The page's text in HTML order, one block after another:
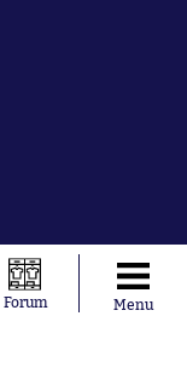
Forum Menu